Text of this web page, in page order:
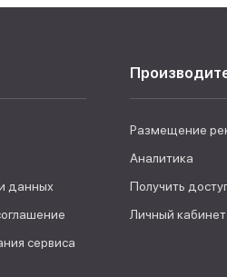
данных
сервиса
Размещение
Аналитика
Получить
Личный